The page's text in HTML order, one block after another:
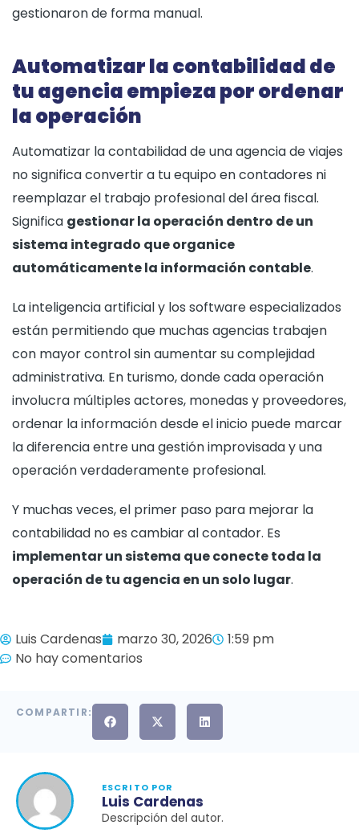
gestionaron de forma manual.
Automatizar la contabilidad de
tu agencia empieza por ordenar
la operación
Automatizar la contabilidad de una agencia de viajes
no significa convertir a tu equipo en contadores ni
reemplazar el trabajo profesional del área fiscal.
Significa gestionar la operación dentro de un
sistema integrado que organice
automáticamente la información contable.
La inteligencia artificial y los software especializados
están permitiendo que muchas agencias trabajen
con mayor control sin aumentar su complejidad
administrativa. En turismo, donde cada operación
involucra múltiples actores, monedas y proveedores,
ordenar la información desde el inicio puede marcar
la diferencia entre una gestión improvisada y una
operación verdaderamente profesional.
Y muchas veces, el primer paso para mejorar la
contabilidad no es cambiar al contador. Es
implementar un sistema que conecte toda la
operación de tu agencia en un solo lugar.
Luis Cardenas marzo 30, 2026
1:59 pm
No hay comentarios
COMPARTIR:
ESCRITO POR
Luis Cardenas
Descripción del autor.